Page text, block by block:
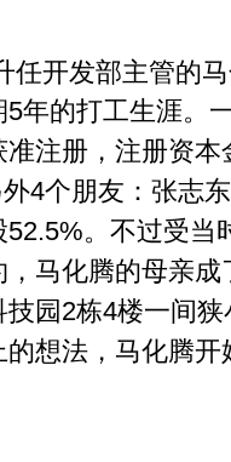
开发部主管的马
年的打工生涯。
注册，注册资
4个朋友：张志
。不过受当
马化腾的母亲
园2栋4楼一间
想法，马化腾